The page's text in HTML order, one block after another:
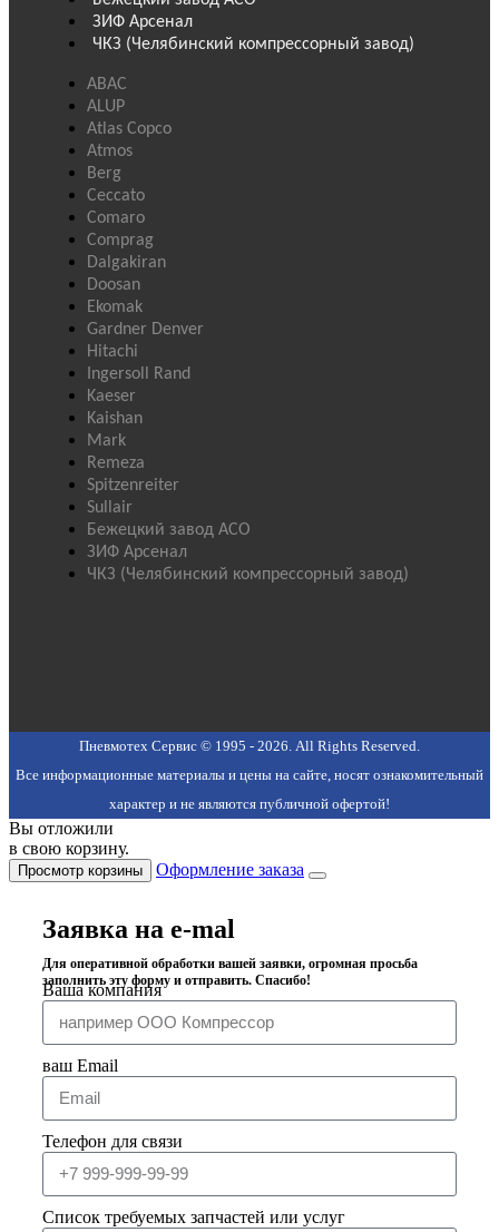
ЗИФ Арсенал
ЧКЗ (Челябинский компрессорный завод)
ABAC
ALUP
Atlas Copco
Atmos
Berg
Ceccato
Comaro
Comprag
Dalgakiran
Doosan
Ekomak
Gardner Denver
Hitachi
Ingersoll Rand
Kaeser
Kaishan
Mark
Remeza
Spitzenreiter
Sullair
Бежецкий завод АСО
ЗИФ Арсенал
ЧКЗ (Челябинский компрессорный завод)
Пневмотех Сервис © 1995 - 2026. All Rights Reserved.
Все информационные материалы и цены на сайте, носят ознакомительный
характер и не являются публичной офертой!
Вы отложили
в свою корзину.
Просмотр корзины Оформление заказа
Заявка на e-mal
Для оперативной обработки вашей заявки, огромная просьба
заполнить эту форму и отправить. Спасибо!
Ваша компания
ваш Email
Телефон для связи
Список требуемых запчастей или услуг